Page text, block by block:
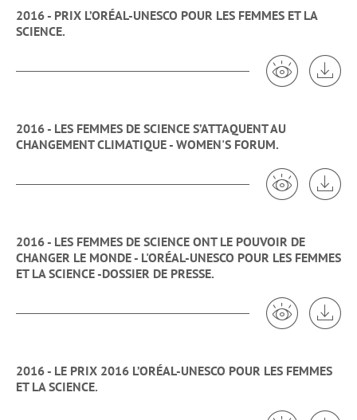
2016 - PRIX L’ORÉAL-UNESCO POUR LES FEMMES ET LA
SCIENCE.
Voir 2016 -
2016 - LES FEMMES DE SCIENCE S’ATTAQUENT AU
CHANGEMENT CLIMATIQUE - WOMEN'S FORUM.
Voir 2016 -
2016 - LES FEMMES DE SCIENCE ONT LE POUVOIR DE
CHANGER LE MONDE - L'ORÉAL-UNESCO POUR LES FEMMES
ET LA SCIENCE -DOSSIER DE PRESSE.
Voir 2016 -
2016 - LE PRIX 2016 L’ORÉAL-UNESCO POUR LES FEMMES
ET LA SCIENCE.
Voir 2016 -